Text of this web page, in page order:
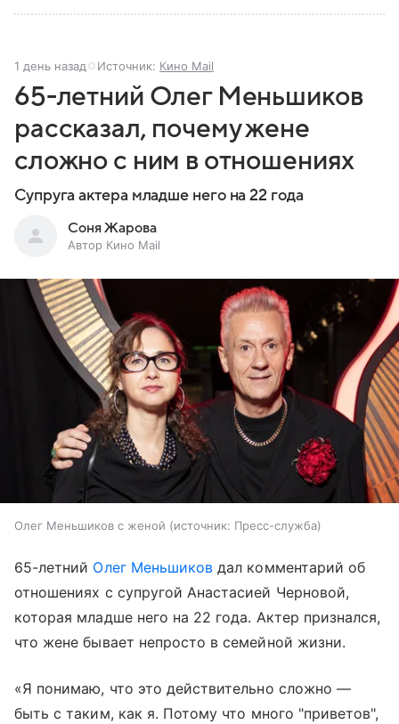
1 день назад Источник: Кино Mail
65-летний Олег Меньшиков
рассказал, почему жене
сложно с ним в отношениях
Супруга актера младше него на 22 года
Соня Жарова
Автор Кино Mail
Олег Меньшиков с женой источник: Пресс-служба
65-летний Олег Меньшиков дал комментарий об
отношениях с супругой Анастасией Черновой,
которая младше него на 22 года. Актер признался,
что жене бывает непросто в семейной жизни.
«Я понимаю, что это действительно сложно —
быть с таким, как я. Потому что много "приветов",